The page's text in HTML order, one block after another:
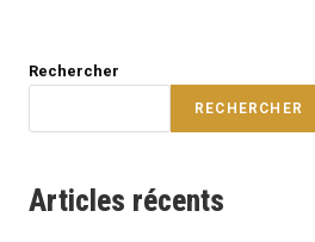
Rechercher
RECHERCHER
Articles récents